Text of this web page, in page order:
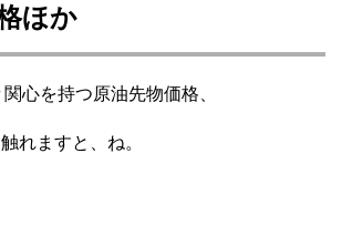
ほか
心を持つ原油先物価格、
れますと、ね。